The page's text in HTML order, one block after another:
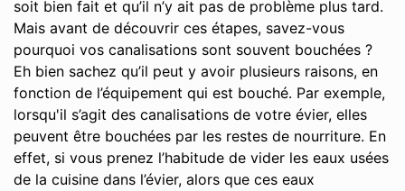
soit bien fait et qu’il n’y ait pas de problème plus tard.
Mais avant de découvrir ces étapes, savez-vous
pourquoi vos canalisations sont souvent bouchées ?
Eh bien sachez qu’il peut y avoir plusieurs raisons, en
fonction de l’équipement qui est bouché. Par exemple,
lorsqu'il s’agit des canalisations de votre évier, elles
peuvent être bouchées par les restes de nourriture. En
effet, si vous prenez l’habitude de vider les eaux usées
de la cuisine dans l’évier, alors que ces eaux